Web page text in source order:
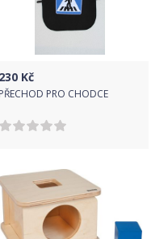
230 Kč
PŘECHOD PRO CHODCE